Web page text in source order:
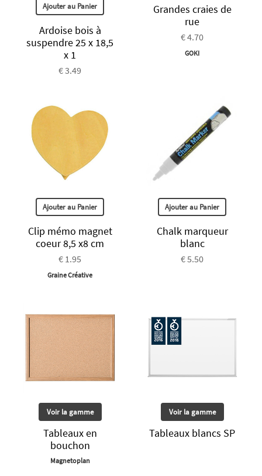
Ajouter au Panier
Ardoise bois à
suspendre 25 x 18,5
x 1
€ 3.49
Grandes craies de
rue
€ 4.70
GOKI
Ajouter au Panier
Clip mémo magnet
coeur 8,5 x8 cm
€ 1.95
Graine Créative
Ajouter au Panier
Chalk marqueur
blanc
€ 5.50
Voir la gamme
Tableaux en
bouchon
Magnetoplan
Voir la gamme
Tableaux blancs SP